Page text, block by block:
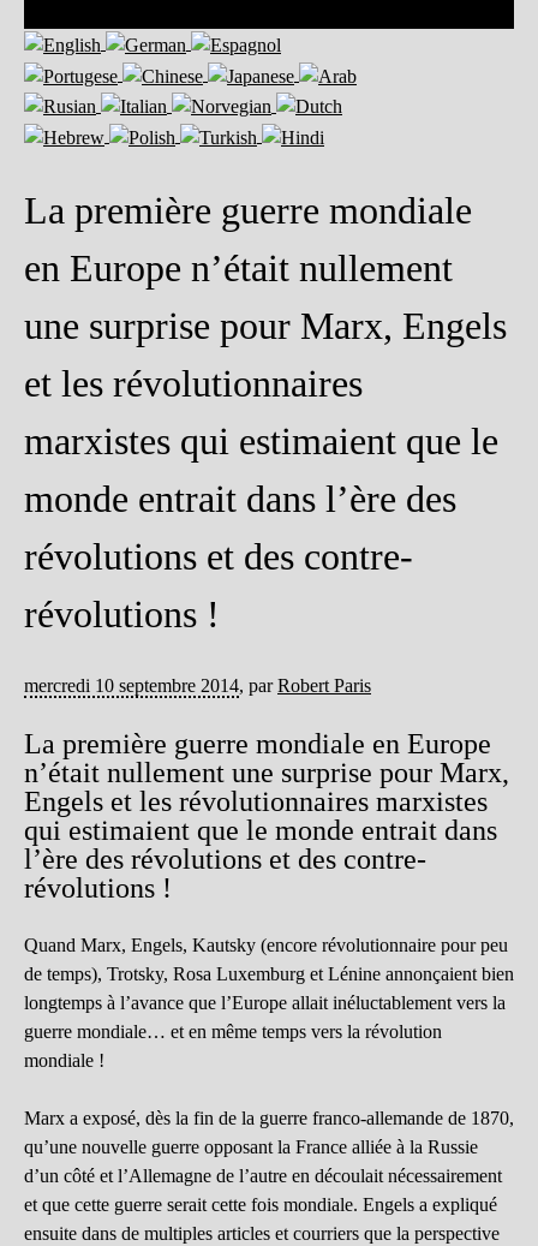
La première guerre mondiale
en Europe n’était nullement
une surprise pour Marx, Engels
et les révolutionnaires
marxistes qui estimaient que le
monde entrait dans l’ère des
révolutions et des contre-
révolutions !
mercredi 10 septembre 2014, parRobert Paris
La première guerre mondiale en Europe
n’était nullement une surprise pour Marx,
Engels et les révolutionnaires marxistes
qui estimaient que le monde entrait dans
l’ère des révolutions et des contre-
révolutions !
Quand Marx, Engels, Kautsky (encore révolutionnaire pour peu
de temps), Trotsky, Rosa Luxemburg et Lénine annonçaient bien
longtemps à l’avance que l’Europe allait inéluctablement vers la
guerre mondiale… et en même temps vers la révolution
mondiale !
Marx a exposé, dès la fin de la guerre franco-allemande de 1870,
qu’une nouvelle guerre opposant la France alliée à la Russie
d’un côté et l’Allemagne de l’autre en découlait nécessairement
et que cette guerre serait cette fois mondiale. Engels a expliqué
ensuite dans de multiples articles et courriers que la perspective